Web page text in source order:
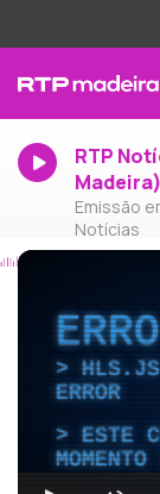
RTP
Madeira)
Emissão
Notícias
ERROR
ESTE